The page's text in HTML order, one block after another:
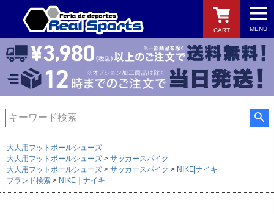
MENU
CART
検索
大人用フットボールシューズ
大人用フットボールシューズ
サッカースパイク
大人用フットボールシューズ
サッカースパイク
NIKE|ナイキ
ブランド検索
NIKE｜ナイキ